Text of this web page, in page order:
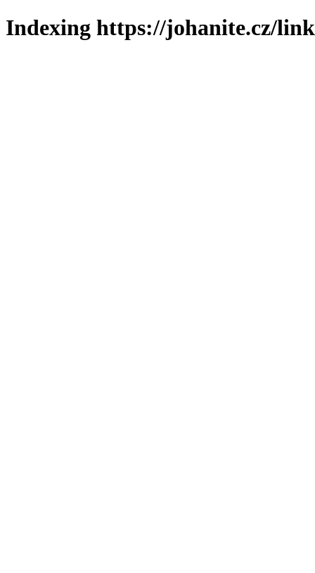
Indexing https://johanite.cz/